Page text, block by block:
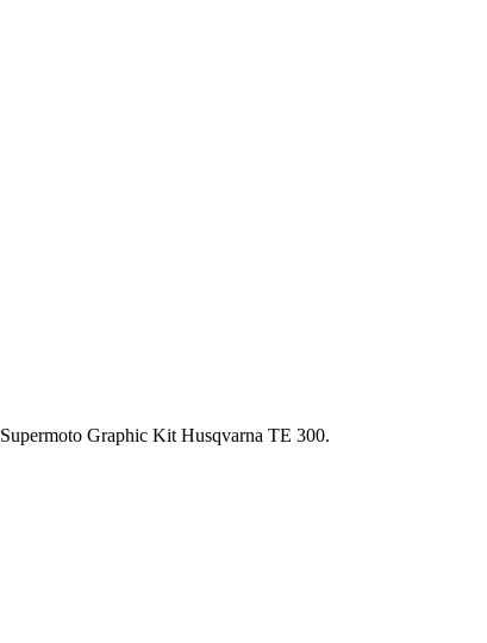
Supermoto Graphic Kit Husqvarna TE 300.